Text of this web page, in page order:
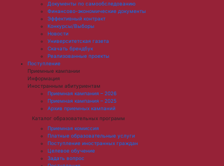
Документы по самообследованию
Финансово-экономические документы
Эффективный контракт
Конкурсы/Выборы
Новости
Университетская газета
Скачать брендбук
Реализованные проекты
Поступление
Приемные кампании
Информация
Иностранным абитуриентам
Приемная кампания – 2026
Приемная кампания – 2025
Архив приемных кампаний
Каталог образовательных программ
Приемная комиссия
Платные образовательные услуги
Поступление иностранных граждан
Целевое обучение
Задать вопрос